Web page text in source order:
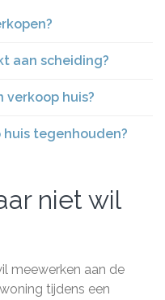
aan scheiding?
verkoop huis?
huis tegenhouden?
niet wil
meewerken aan de
tijdens een